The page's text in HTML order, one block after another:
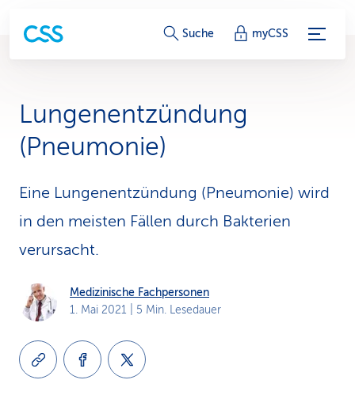
S
r
v
i
c
e
L
i
Suche myCSS
Lungenentzündung
(Pneumonie)
Eine Lungenentzündung (Pneumonie) wird
in den meisten Fällen durch Bakterien
verursacht.
Medizinische Fachpersonen
1. Mai 2021 | 5 Min. Lesedauer